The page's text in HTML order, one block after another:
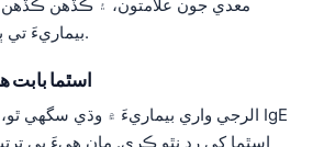
معدي جون علامتون، ۽ ڪڏهن ڪڏهن
بيماريءَ تي ٻيهر نظر وجهان ٿو.
اسٿما بابت